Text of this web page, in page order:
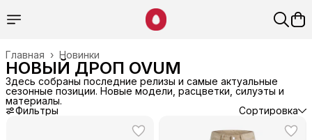
Новинки
Главная ›
НОВЫЙ ДРОП OVUM
Здесь собраны последние релизы и самые актуальные
сезонные позиции. Новые модели, расцветки, силуэты и
материалы.
Фильтры
Сортировка